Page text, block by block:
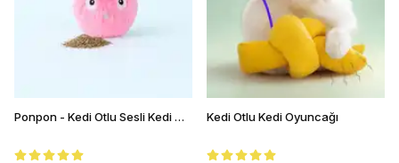
Ponpon - Kedi Otlu Sesli Kedi Oyuncağı Kedi Otlu Kedi Oyuncağı